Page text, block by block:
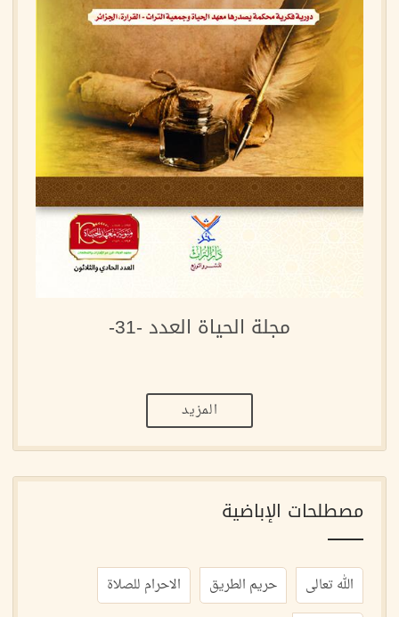
مجلة الحياة العدد -31-
المزيد
مصطلحات الإباضية
الله تعالى حريم الطريق
الاحرام للصلاة